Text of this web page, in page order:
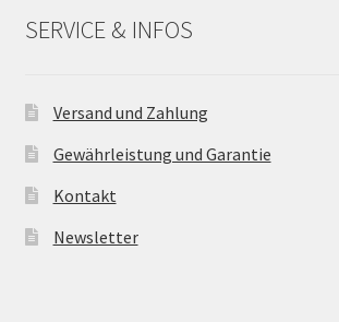
SERVICE & INFOS
Versand und Zahlung
Gewährleistung und Garantie
Kontakt
Newsletter